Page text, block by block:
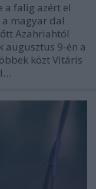
a falig azért el
a magyar dal
Azahriahtól
augusztus 9-én a
közt Vitáris